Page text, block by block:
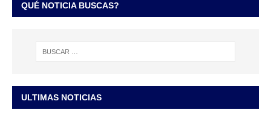
QUÉ NOTICIA BUSCAS?
ULTIMAS NOTICIAS